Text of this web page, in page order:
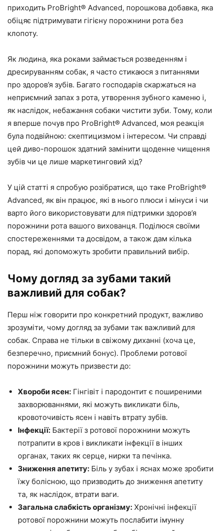
приходить ProBright® Advanced, порошкова добавка, яка
обіцяє підтримувати гігієну порожнини рота без
клопоту.
Як людина, яка роками займається розведенням і
дресируванням собак, я часто стикаюся з питаннями
про здоров’я зубів. Багато господарів скаржаться на
неприємний запах з рота, утворення зубного каменю і,
як наслідок, небажання собаки чистити зуби. Тому, коли
я вперше почув про ProBright® Advanced, моя реакція
була подвійною: скептицизмом і інтересом. Чи справді
цей диво-порошок здатний замінити щоденне чищення
зубів чи це лише маркетинговий хід?
У цій статті я спробую розібратися, що таке ProBright®
Advanced, як він працює, які в нього плюси і мінуси і чи
варто його використовувати для підтримки здоров’я
порожнини рота вашого вихованця. Поділюся своїми
спостереженнями та досвідом, а також дам кілька
порад, які допоможуть зробити правильний вибір.
Чому догляд за зубами такий
важливий для собак?
Перш ніж говорити про конкретний продукт, важливо
зрозуміти, чому догляд за зубами так важливий для
собак. Справа не тільки в свіжому диханні (хоча це,
безперечно, приємний бонус). Проблеми ротової
порожнини можуть призвести до:
Хвороби ясен: Гінгівіт і пародонтит є поширеними
захворюваннями, які можуть викликати біль,
кровоточивість ясен і навіть втрату зубів.
Інфекції: Бактерії з ротової порожнини можуть
потрапити в кров і викликати інфекції в інших
органах, таких як серце, нирки та печінка.
Зниження апетиту: Біль у зубах і яснах може зробити
їжу болісною, що призводить до зниження апетиту
та, як наслідок, втрати ваги.
Загальна слабкість організму: Хронічні інфекції
ротової порожнини можуть послабити імунну